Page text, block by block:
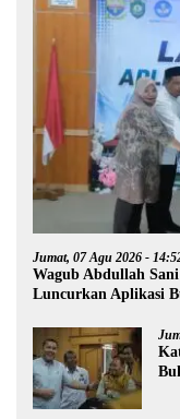
Jumat, 07 Agu 2026 -
Wagub Abdullah
Luncurkan Aplikasi